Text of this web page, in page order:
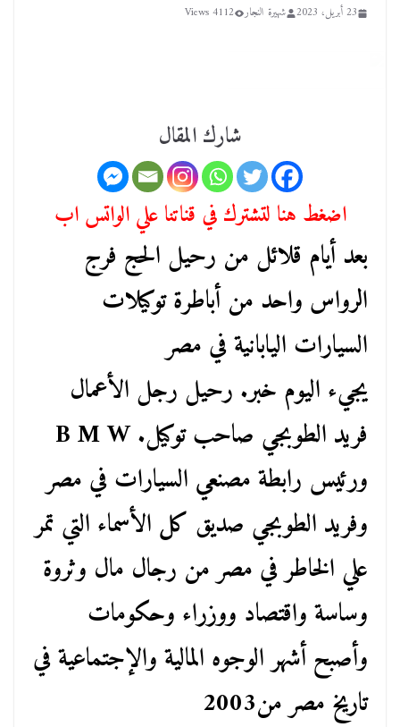
23 أبريل، 2023 شهيرة النجار 4112 Views
شارك المقال
اضغط هنا لتشترك في قناتنا علي الواتس اب
بعد أيام قلائل من رحيل الحج فرج
الرواس واحد من أباطرة توكيلات
السيارات اليابانية في مصر
يجيء اليوم خبر. رحيل رجل الأعمال
فريد الطوبجي صاحب توكيل. B M W
ورئيس رابطة مصنعي السيارات في مصر
وفريد الطوبجي صديق كل الأسماء التي تمر
علي الخاطر في مصر من رجال مال وثروة
وساسة واقتصاد ووزراء وحكومات
وأصبح أشهر الوجوه المالية والإجتماعية في
تاريخ مصر من2003